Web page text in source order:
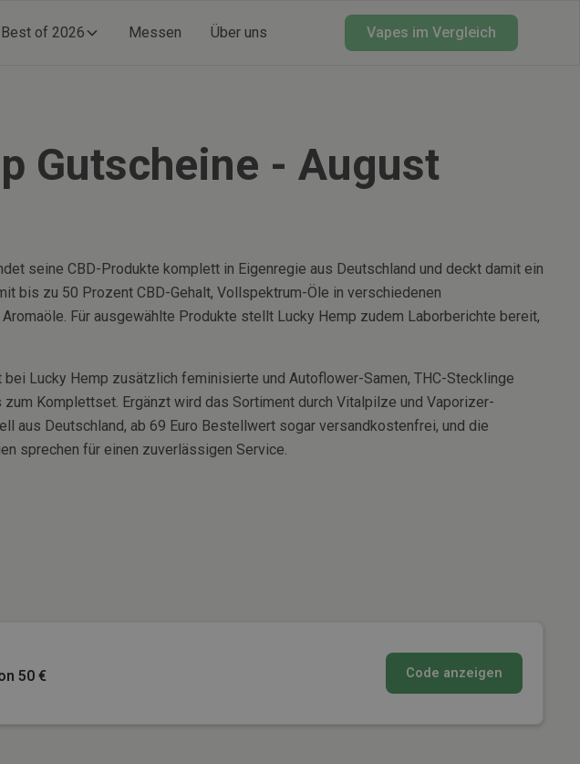
Best of 2026 Messen Über uns Vapes im Vergleich
Gutscheine - August
seine CBD-Produkte komplett in Eigenregie aus Deutschland und deckt damit ein
bis zu 50 Prozent CBD-Gehalt, Vollspektrum-Öle in verschiedenen
Für ausgewählte Produkte stellt Lucky Hemp zudem Laborberichte bereit,
Lucky Hemp zusätzlich feminisierte und Autoflower-Samen, THC-Stecklinge
Komplettset. Ergänzt wird das Sortiment durch Vitalpilze und Vaporizer-
aus Deutschland, ab 69 Euro Bestellwert sogar versandkostenfrei, und die
sprechen für einen zuverlässigen Service.
50 € Code anzeigen